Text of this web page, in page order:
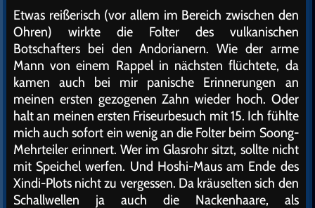
Etwas reißerisch (vor allem im Bereich zwischen den
Ohren) wirkte die Folter des vulkanischen
Botschafters bei den Andorianern. Wie der arme
Mann von einem Rappel in nächsten flüchtete, da
kamen auch bei mir panische Erinnerungen an
meinen ersten gezogenen Zahn wieder hoch. Oder
halt an meinen ersten Friseurbesuch mit 15. Ich fühlte
mich auch sofort ein wenig an die Folter beim Soong-
Mehrteiler erinnert. Wer im Glasrohr sitzt, sollte nicht
mit Speichel werfen. Und Hoshi-Maus am Ende des
Xindi-Plots nicht zu vergessen. Da kräuselten sich den
Schallwellen ja auch die Nackenhaare, als